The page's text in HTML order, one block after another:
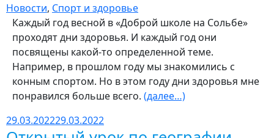
Новости, Спорт и здоровье
Каждый год весной в «Доброй школе на Сольбе»
проходят дни здоровья. И каждый год они
посвящены какой-то определенной теме.
Например, в прошлом году мы знакомились с
конным спортом. Но в этом году дни здоровья мне
понравился больше всего. (далее…)
29.03.202229.03.2022